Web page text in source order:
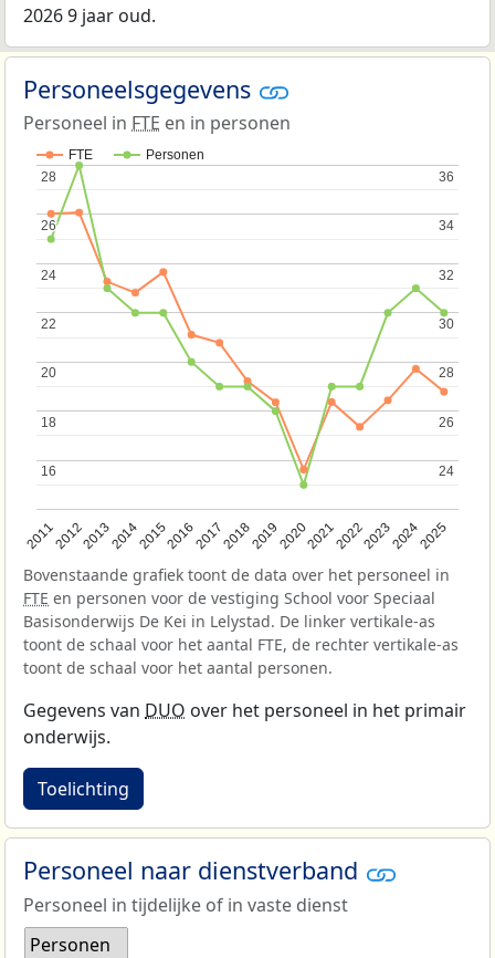
2026 9 jaar oud.
Personeelsgegevens
Personeel in FTE en in personen
FTE Personen
201120122013201420152016201720182019202020212022202320242025
16
16
18
18
20
20
22
22
24
24
26
26
28
28
24
24
26
26
28
28
30
30
32
32
34
34
36
36
Bovenstaande grafiek toont de data over het personeel in
FTE en personen voor de vestiging School voor Speciaal
Basisonderwijs De Kei in Lelystad. De linker vertikale-as
toont de schaal voor het aantal FTE, de rechter vertikale-as
toont de schaal voor het aantal personen.
Gegevens van DUO over het personeel in het primair
onderwijs.
Toelichting
Personeel naar dienstverband
Personeel in tijdelijke of in vaste dienst
Personen